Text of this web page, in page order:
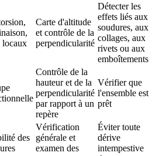
locaux
Carte d'altitude
et contrôle de la
perpendicularité
Détecter les
effets liés aux
soudures, aux
collages, aux
rivets ou aux
emboîtements
Contrôle de la
hauteur et de la
perpendicularité
par rapport à un
repère
Vérifier que
l'ensemble est
prêt
des
Vérification
générale et
examen des
Éviter toute
dérive
intempestive